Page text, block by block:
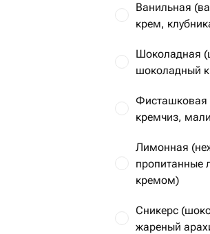
Ванильная
крем,
Шоколадная
шоколадный
Фисташковая
кремчиз,
Лимонная
кремом)
Сникерс
жареный